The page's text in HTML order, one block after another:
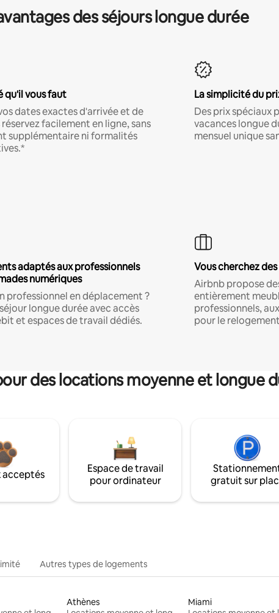
des séjours longue durée
qu'il vous faut
dates exactes d'arrivée et de
facilement en ligne, sans
supplémentaire ni formalités
La simplicité du
Des prix spéciaux
vacances longue
mensuel unique
adaptés aux professionnels
numériques
professionnel en déplacement ?
longue durée avec accès
et espaces de travail dédiés.
Vous cherchez
Airbnb propose
entièrement
professionnels,
pour le
des locations moyenne et longue
acceptés
Espace de travail
pour ordinateur
gratuit sur
Autres types de logements
Athènes
Miami